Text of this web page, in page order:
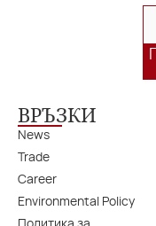
ВРЪЗКИ
News
Trade
Career
Environmental Policy